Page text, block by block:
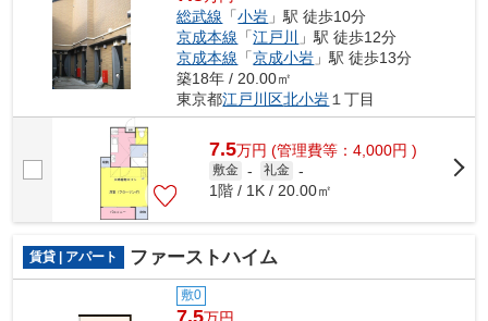
総武線 「小岩 」駅 徒歩10分
京成本線 「江戸川
」駅 徒歩12分
京成本線 「京成小岩 」駅 徒歩13分
築18年 / 20.00㎡
東京都江戸川区北小岩 １丁目
7.5万円 (管理費等：4,000円 )
敷金 - 礼金 -
1階 / 1K / 20.00㎡
賃貸 | アパート ファーストハイム
敷0
7.5万円